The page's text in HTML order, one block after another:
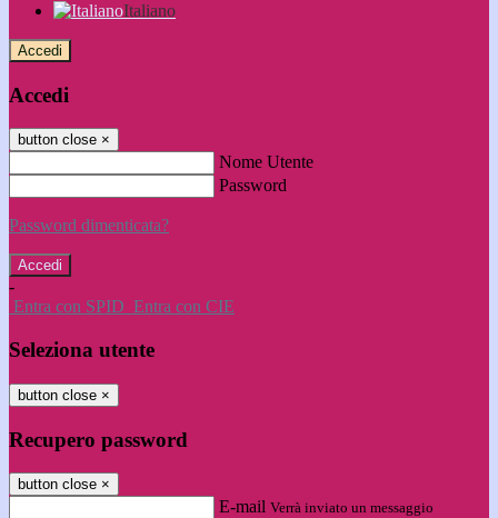
Italiano
Accedi
Accedi
button close ×
Nome Utente
Password
Password dimenticata?
-
Entra con SPID Entra con CIE
Seleziona utente
button close ×
Recupero password
button close ×
E-mail Verrà inviato un messaggio